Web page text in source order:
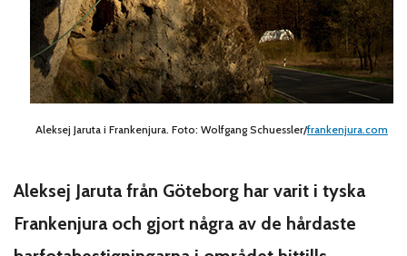
Aleksej Jaruta i Frankenjura. Foto: Wolfgang Schuessler/frankenjura.com
Aleksej Jaruta från Göteborg har varit i tyska
Frankenjura och gjort några av de hårdaste